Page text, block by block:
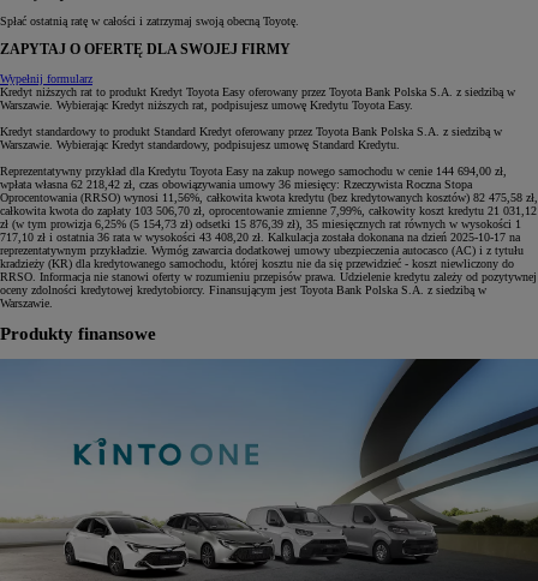
Spłać ostatnią ratę w całości i zatrzymaj swoją obecną Toyotę.
ZAPYTAJ O OFERTĘ DLA SWOJEJ FIRMY
Wypełnij formularz
Kredyt niższych rat to produkt Kredyt Toyota Easy oferowany przez Toyota Bank Polska S.A. z siedzibą w
Warszawie. Wybierając Kredyt niższych rat, podpisujesz umowę Kredytu Toyota Easy.
Kredyt standardowy to produkt Standard Kredyt oferowany przez Toyota Bank Polska S.A. z siedzibą w
Warszawie. Wybierając Kredyt standardowy, podpisujesz umowę Standard Kredytu.
Reprezentatywny przykład dla Kredytu Toyota Easy na zakup nowego samochodu w cenie 144 694,00 zł,
wpłata własna 62 218,42 zł, czas obowiązywania umowy 36 miesięcy: Rzeczywista Roczna Stopa
Oprocentowania (RRSO) wynosi 11,56%, całkowita kwota kredytu (bez kredytowanych kosztów) 82 475,58 zł,
całkowita kwota do zapłaty 103 506,70 zł, oprocentowanie zmienne 7,99%, całkowity koszt kredytu 21 031,12
zł (w tym prowizja 6,25% (5 154,73 zł) odsetki 15 876,39 zł), 35 miesięcznych rat równych w wysokości 1
717,10 zł i ostatnia 36 rata w wysokości 43 408,20 zł. Kalkulacja została dokonana na dzień 2025-10-17 na
reprezentatywnym przykładzie. Wymóg zawarcia dodatkowej umowy ubezpieczenia autocasco (AC) i z tytułu
kradzieży (KR) dla kredytowanego samochodu, której kosztu nie da się przewidzieć - koszt niewliczony do
RRSO. Informacja nie stanowi oferty w rozumieniu przepisów prawa. Udzielenie kredytu zależy od pozytywnej
oceny zdolności kredytowej kredytobiorcy. Finansującym jest Toyota Bank Polska S.A. z siedzibą w
Warszawie.
Produkty finansowe